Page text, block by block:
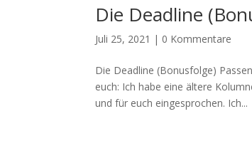
Die Deadline
Juli 25, 2021 | 0 Kommentare
Die Deadline (Bonusfolge)
euch: Ich habe eine ältere
und für euch eingesprochen. Ich...